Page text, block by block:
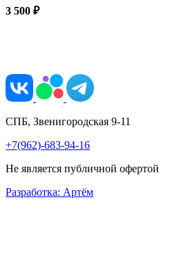
3 500 ₽
СПБ, Звенигородская 9-11
+7(962)-683-94-16
Не является публичной офертой
Разработка: Артём